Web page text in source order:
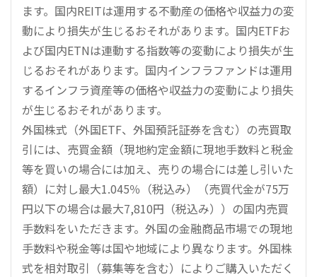
ます。国内REITは運用する不動産の価格や収益力の変
動により損失が生じるおそれがあります。国内ETFお
よび国内ETNは連動する指数等の変動により損失が生
じるおそれがあります。国内インフラファンドは運用
するインフラ資産等の価格や収益力の変動により損失
が生じるおそれがあります。
外国株式（外国ETF、外国預託証券を含む）の売買取
引には、売買金額（現地約定金額に現地手数料と税金
等を買いの場合には加え、売りの場合には差し引いた
額）に対し最大1.045％（税込み）（売買代金が75万
円以下の場合は最大7,810円（税込み））の国内売買
手数料をいただきます。外国の金融商品市場での現地
手数料や税金等は国や地域により異なります。外国株
式を相対取引（募集等を含む）によりご購入いただく